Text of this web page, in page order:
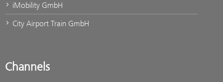
iMobility GmbH
City Airport Train GmbH
Channels